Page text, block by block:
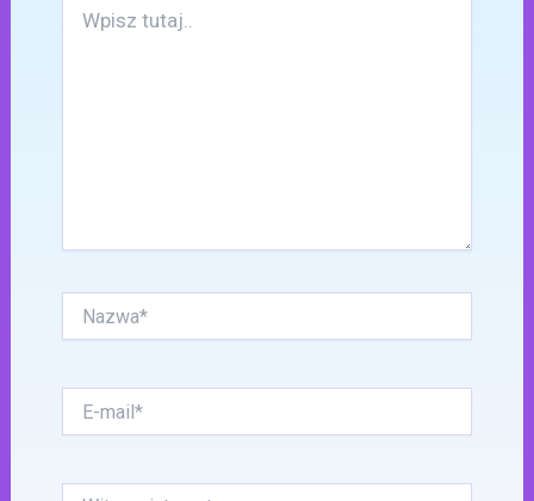
tutaj..
mail*